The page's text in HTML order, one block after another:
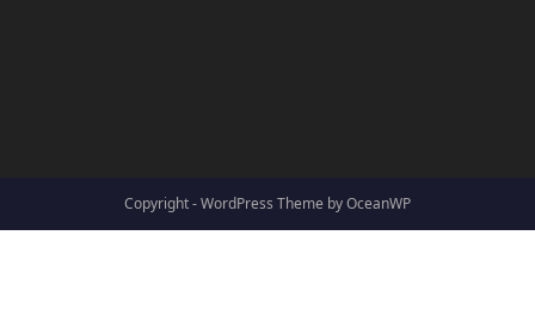
Copyright - WordPress Theme by OceanWP